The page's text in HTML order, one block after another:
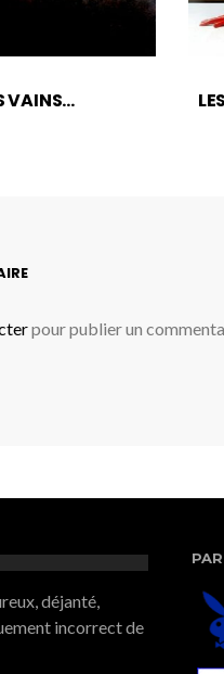
VAINS…
pour publier un
déjanté,
incorrect de